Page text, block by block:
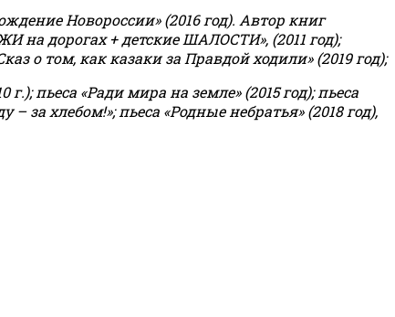
Новороссии» (2016 год). Автор книг
на дорогах + детские ШАЛОСТИ», (2011 год);
о том, как казаки за Правдой ходили» (2019 год);
пьеса «Ради мира на земле» (2015 год); пьеса
– за хлебом!»;пьеса «Родные небратья» (2018 год),